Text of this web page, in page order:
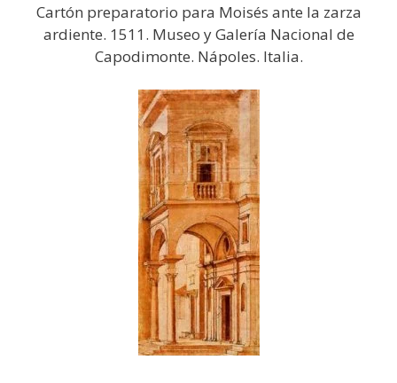
Cartón preparatorio para Moisés ante la zarza
ardiente. 1511. Museo y Galería Nacional de
Capodimonte. Nápoles. Italia.